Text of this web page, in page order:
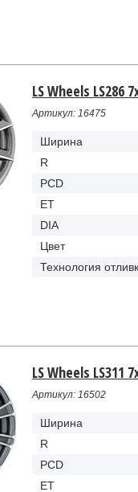
LS Wheels LS286
Артикул: 16475
Ширина
R
PCD
ET
DIA
Цвет
Технология
LS Wheels LS311
Артикул: 16502
Ширина
R
PCD
ET